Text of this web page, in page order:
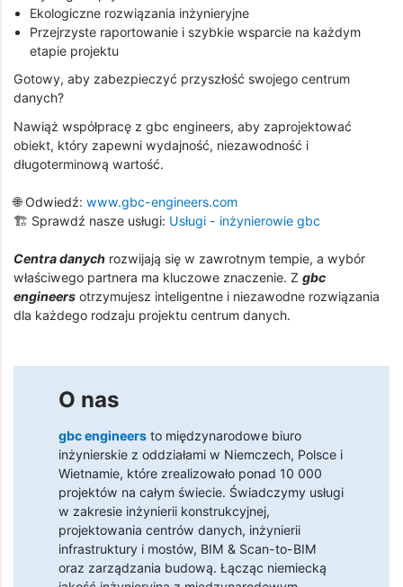
Ekologiczne rozwiązania inżynieryjne
Przejrzyste raportowanie i szybkie wsparcie na każdym
etapie projektu
Gotowy, aby zabezpieczyć przyszłość swojego centrum
danych?
Nawiąż współpracę z gbc engineers, aby zaprojektować
obiekt, który zapewni wydajność, niezawodność i
długoterminową wartość.
🌐 Odwiedź: www.gbc-engineers.com
🏗️ Sprawdź nasze usługi: Usługi - inżynierowie gbc
Centra danych rozwijają się w zawrotnym tempie, a wybór
właściwego partnera ma kluczowe znaczenie. Z gbc
engineers otrzymujesz inteligentne i niezawodne rozwiązania
dla każdego rodzaju projektu centrum danych.
O nas
gbc engineers to międzynarodowe biuro
inżynierskie z oddziałami w Niemczech, Polsce i
Wietnamie, które zrealizowało ponad 10 000
projektów na całym świecie. Świadczymy usługi
w zakresie inżynierii konstrukcyjnej,
projektowania centrów danych, inżynierii
infrastruktury i mostów, BIM & Scan-to-BIM
oraz zarządzania budową. Łącząc niemiecką